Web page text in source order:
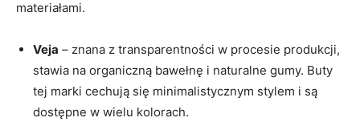
materiałami.
Veja – znana z transparentności w procesie produkcji,
stawia na organiczną bawełnę i naturalne gumy. Buty
tej marki cechują się minimalistycznym stylem i są
dostępne w wielu kolorach.